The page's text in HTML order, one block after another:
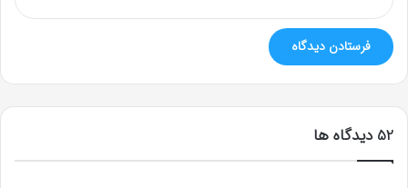
‫52 دیدگاه ها